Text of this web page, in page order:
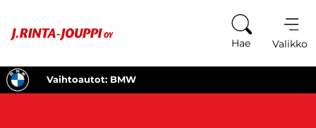
Hae Valikko
Vaihtoautot: BMW